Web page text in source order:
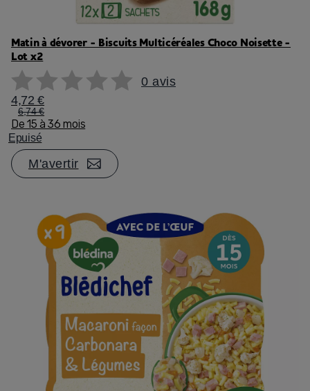
Matin à dévorer - Biscuits Multicéréales Choco Noisette -
Lot x2
0 avis
4,72 €
6,74 €
De 15 à 36 mois
Epuisé
M'avertir